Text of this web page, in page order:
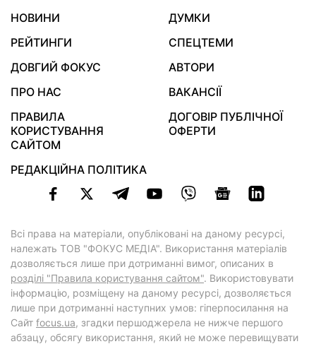
НОВИНИ
ДУМКИ
РЕЙТИНГИ
СПЕЦТЕМИ
ДОВГИЙ ФОКУС
АВТОРИ
ПРО НАС
ВАКАНСІЇ
ПРАВИЛА
КОРИСТУВАННЯ
САЙТОМ
ДОГОВІР ПУБЛІЧНОЇ
ОФЕРТИ
РЕДАКЦІЙНА ПОЛІТИКА
Всі права на матеріали, опубліковані на даному ресурсі,
належать ТОВ "ФОКУС МЕДІА". Використання матеріалів
дозволяється лише при дотриманні вимог, описаних в
розділі "Правила користування сайтом". Використовувати
інформацію, розміщену на даному ресурсі, дозволяється
лише при дотриманні наступних умов: гіперпосилання на
Cайт focus.ua, згадки першоджерела не нижче першого
абзацу, обсягу використання, який не може перевищувати